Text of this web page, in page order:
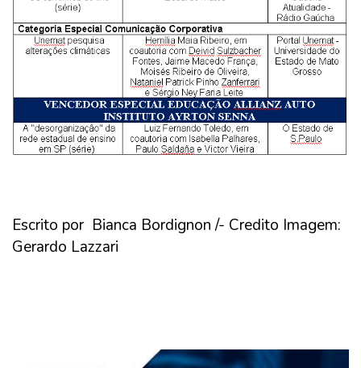
Escrito por Bianca Bordignon /- Credito Imagem:
Gerardo Lazzari